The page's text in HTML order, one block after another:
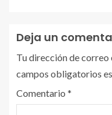
Deja un
Tu dirección de correo
campos obligatorios
Comentario *